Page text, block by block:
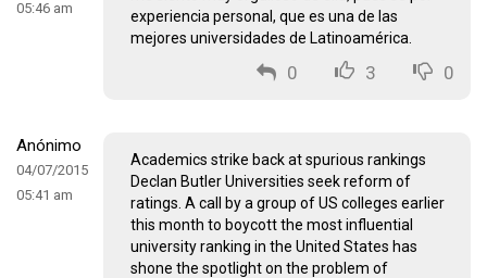
05:46 am
experiencia personal, que es una de las
mejores universidades de Latinoamérica.
0 3 0
Anónimo
04/07/2015
05:41 am
Academics strike back at spurious rankings
Declan Butler Universities seek reform of
ratings. A call by a group of US colleges earlier
this month to boycott the most influential
university ranking in the United States has
shone the spotlight on the problem of